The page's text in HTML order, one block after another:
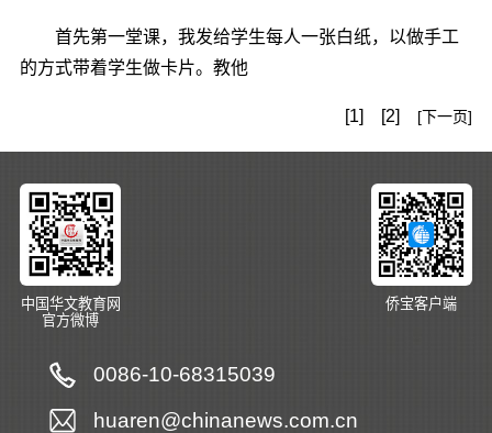
首先第一堂课，我发给学生每人一张白纸，以做手工
的方式带着学生做卡片。教他
[1] [2] [下一页]
中国华文教育网
官方微博
侨宝客户端
0086-10-68315039
huaren@chinanews.com.cn